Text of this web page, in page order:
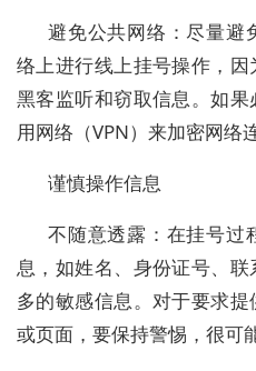
避免公共网络：尽量避
络上进行线上挂号操作，
黑客监听和窃取信息。如
用网络（VPN）来加密网络
谨慎操作信息
不随意透露：在挂号过
息，如姓名、身份证号、
多的敏感信息。对于要求
或页面，要保持警惕，很可